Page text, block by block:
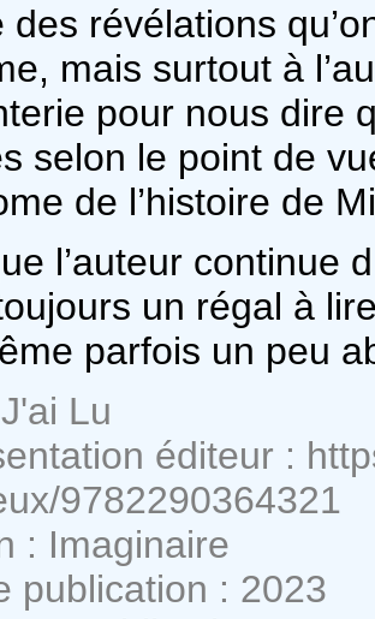
des révélations
mais surtout à
pour nous dire
selon le point de
de l’histoire de
l’auteur continue
un régal à
parfois un peu
Lu
éditeur :
9782290364321
: Imaginaire
publication : 2023